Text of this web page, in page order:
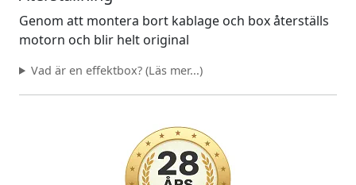
Genom att montera bort kablage och box återställs
motorn och blir helt original
Vad är en effektbox? (Läs mer...)